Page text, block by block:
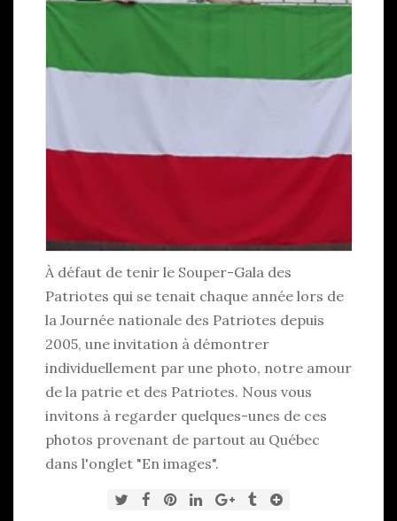
À défaut de tenir le Souper-Gala des
Patriotes qui se tenait chaque année lors de
la Journée nationale des Patriotes depuis
2005, une invitation à démontrer
individuellement par une photo, notre amour
de la patrie et des Patriotes. Nous vous
invitons à regarder quelques-unes de ces
photos provenant de partout au Québec
dans l'onglet "En images".